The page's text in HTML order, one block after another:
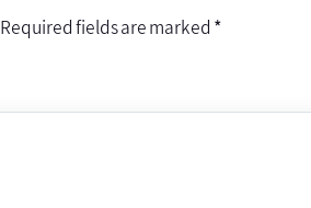
Required fields are marked *